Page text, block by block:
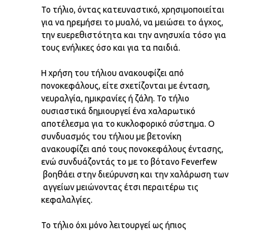
Το τήλιο, όντας κατευναστικό, χρησιμοποιείται
για να ηρεμήσει το μυαλό, να μειώσει το άγχος,
την ευερεθιστότητα και την ανησυχία τόσο για
τους ενήλικες όσο και για τα παιδιά.
Η χρήση του τήλιου ανακουφίζει από
πονοκεφάλους, είτε σχετίζονται με ένταση,
νευραλγία, ημικρανίες ή ζάλη. Το τήλιο
ουσιαστικά δημιουργεί ένα χαλαρωτικό
αποτέλεσμα για το κυκλοφορικό σύστημα. Ο
συνδυασμός του τήλιου με βετονίκη
ανακουφίζει από τους πονοκεφάλους έντασης,
ενώ συνδυάζοντάς το με το βότανο Feverfew
βοηθάει στην διεύρυνση και την χαλάρωση των
αγγείων μειώνοντας έτσι περαιτέρω τις
κεφαλαλγίες.
Το τήλιο όχι μόνο λειτουργεί ως ήπιος